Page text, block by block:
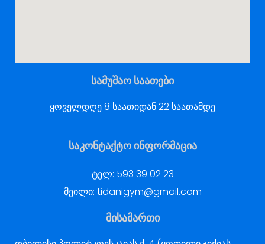
სამუშაო საათები
ყოველდღე 8 საათიდან 22 საათამდე
საკონტაქტო ინფორმაცია
ტელ: 593 39 02 23
მეილი: tidanigym@gmail.com
მისამართი